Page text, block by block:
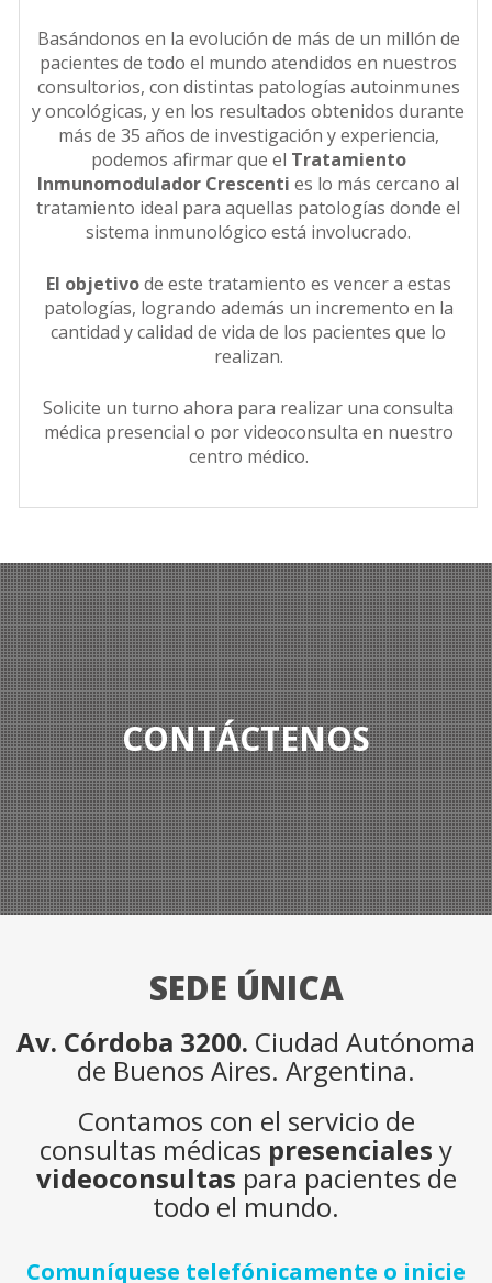
Basándonos en la evolución de más de un millón de
pacientes de todo el mundo atendidos en nuestros
consultorios, con distintas patologías autoinmunes
y oncológicas, y en los resultados obtenidos durante
más de 35 años de investigación y experiencia,
podemos afirmar que el Tratamiento
Inmunomodulador Crescenti es lo más cercano al
tratamiento ideal para aquellas patologías donde el
sistema inmunológico está involucrado.
El objetivode este tratamiento es vencer a estas
patologías, logrando además un incremento en la
cantidad y calidad de vida de los pacientes que lo
realizan.
Solicite un turno ahora para realizar una consulta
médica presencial o por videoconsulta en nuestro
centro médico.
CONTÁCTENOS
SEDE ÚNICA
Av. Córdoba 3200. Ciudad Autónoma
de Buenos Aires. Argentina.
Contamos con el servicio de
consultas médicas presenciales y
videoconsultas para pacientes de
todo el mundo.
Comuníquese telefónicamente o inicie